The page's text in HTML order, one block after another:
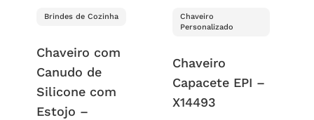
Brindes de Cozinha
Chaveiro com
Canudo de
Silicone com
Estojo –
Chaveiro
Personalizado
Chaveiro
Capacete EPI –
X14493